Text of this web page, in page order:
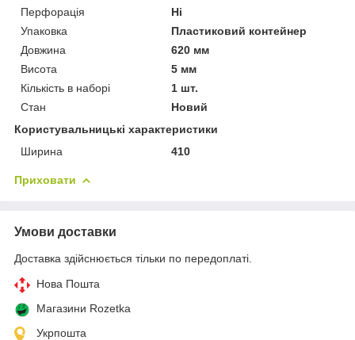
Перфорація
Ні
Упаковка
Пластиковий контейнер
Довжина
620 мм
Висота
5 мм
Кількість в наборі
1 шт.
Стан
Новий
Користувальницькі характеристики
Ширина
410
Приховати
Умови доставки
Доставка здійснюється тільки по передоплаті.
Нова Пошта
Магазини Rozetka
Укрпошта